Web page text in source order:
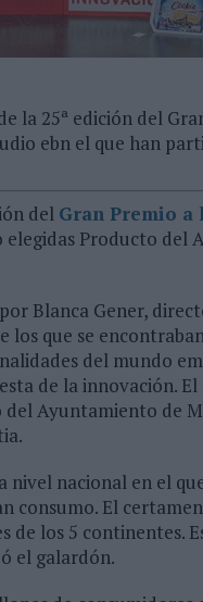
DE CHEIL SPAIN PARA SAMSUNG
la 25ª edición del
ebn el que han
del Gran Premio
Producto del
Blanca Gener,
los que se
del mundo
de la innovación.
Ayuntamiento de
nacional en el
consumo. El
de los 5 continentes.
el galardón.